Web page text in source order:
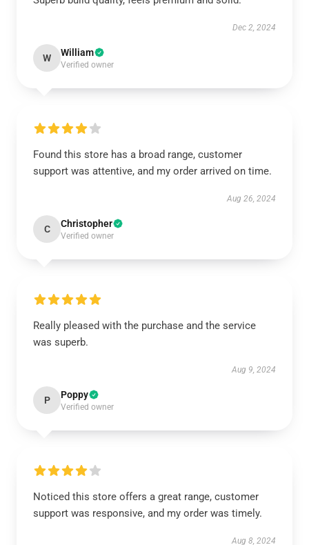
Dec 2, 2024
W William
Verified owner
Found this store has a broad range, customer
support was attentive, and my order arrived on time.
Aug 26, 2024
C Christopher
Verified owner
Really pleased with the purchase and the service
was superb.
Aug 9, 2024
P Poppy
Verified owner
Noticed this store offers a great range, customer
support was responsive, and my order was timely.
Aug 8, 2024